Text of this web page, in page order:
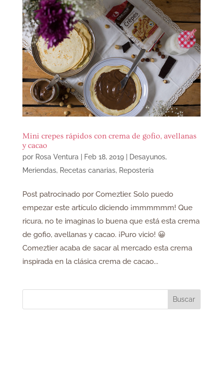
Mini crepes rápidos con crema de gofio, avellanas
y cacao
por Rosa Ventura Feb 18, 2019| Desayunos,
Meriendas, Recetas canarias, Repostería
Post patrocinado por Comeztier. Solo puedo
empezar este artículo diciendo ¡mmmmmm! Que
ricura, no te imaginas lo buena que está esta crema
de gofio, avellanas y cacao. ¡Puro vicio! 😀
Comeztier acaba de sacar al mercado esta crema
inspirada en la clásica crema de cacao...
Buscar